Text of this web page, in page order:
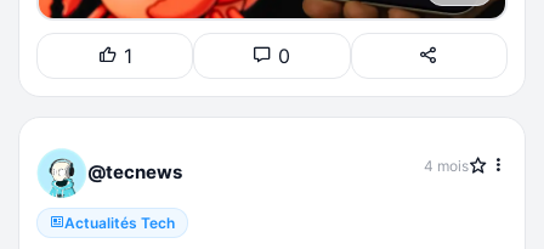
1 0
@tecnews 4 mois
Actualités Tech